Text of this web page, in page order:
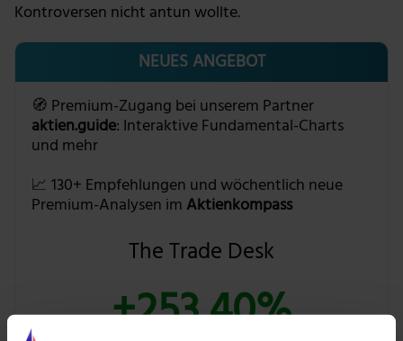
Kontroversen nicht antun wollte.
NEUES ANGEBOT
🧭 Premium-Zugang bei unserem Partner
aktien.guide: Interaktive Fundamental-Charts
und mehr
📈 130+ Empfehlungen und wöchentlich neue
Premium-Analysen im Aktienkompass
The Trade Desk
+253,40%